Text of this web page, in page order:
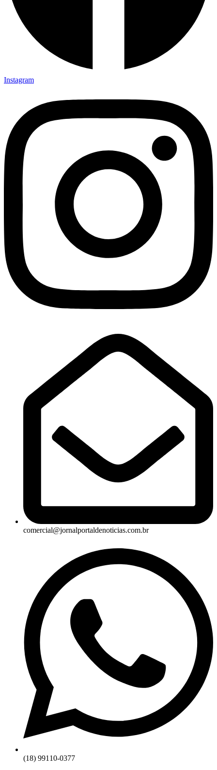
Instagram
comercial@jornalportaldenoticias.com.br
(18) 99110-0377